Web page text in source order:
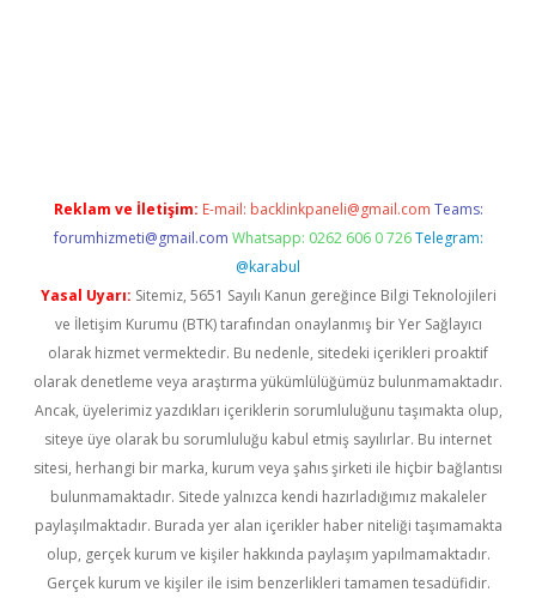
Reklam ve İletişim: E-mail: backlinkpaneli@gmail.com Teams:
forumhizmeti@gmail.com Whatsapp: 0262 606 0 726 Telegram:
@karabul
Yasal Uyarı: Sitemiz, 5651 Sayılı Kanun gereğince Bilgi Teknolojileri
ve İletişim Kurumu (BTK) tarafından onaylanmış bir Yer Sağlayıcı
olarak hizmet vermektedir. Bu nedenle, sitedeki içerikleri proaktif
olarak denetleme veya araştırma yükümlülüğümüz bulunmamaktadır.
Ancak, üyelerimiz yazdıkları içeriklerin sorumluluğunu taşımakta olup,
siteye üye olarak bu sorumluluğu kabul etmiş sayılırlar. Bu internet
sitesi, herhangi bir marka, kurum veya şahıs şirketi ile hiçbir bağlantısı
bulunmamaktadır. Sitede yalnızca kendi hazırladığımız makaleler
paylaşılmaktadır. Burada yer alan içerikler haber niteliği taşımamakta
olup, gerçek kurum ve kişiler hakkında paylaşım yapılmamaktadır.
Gerçek kurum ve kişiler ile isim benzerlikleri tamamen tesadüfidir.